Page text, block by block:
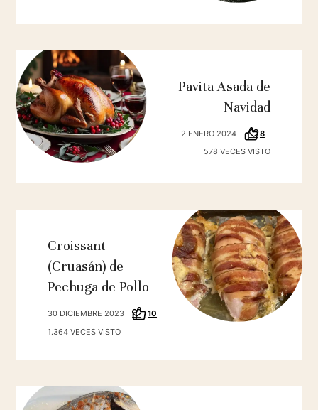
Pavita Asada de
Navidad
2 ENERO 2024
8
578 VECES VISTO
Croissant
(Cruasán) de
Pechuga de Pollo
30 DICIEMBRE 2023
10
1.364 VECES VISTO